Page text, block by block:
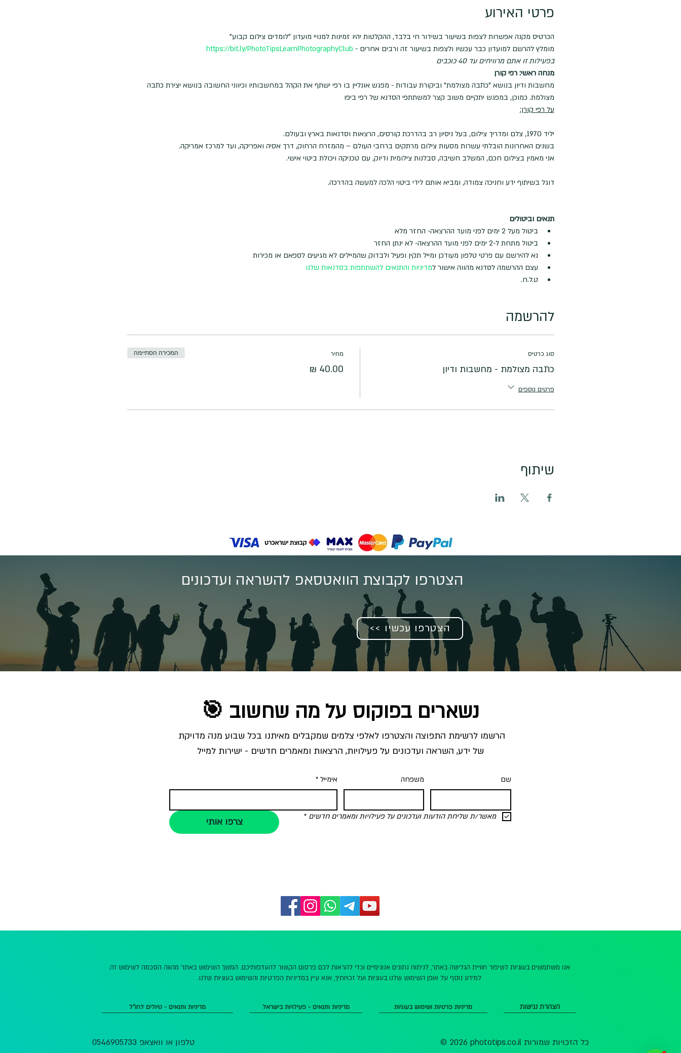
פרטי האירוע
הכרטיס מקנה אפשרות לצפות בשיעור בשידור חי בלבד, ההקלטות יהיו זמינות למנויי מועדון "לומדים צילום קבוע"
מומלץ להרשם למועדון כבר עכשיו ולצפות בשיעור זה ורבים אחרים - https://bit.ly/PhotoTipsLearnPhotographyClub
בפעילות זו אתם מרוויחים עד 40 כוכבים
מנחה ראשי: רפי קורן
מחשבות ודיון בנושא "כתבה מצולמת" וביקורת עבודות - מפגש אונליין בו רפי ישתף את הקהל במחשבותיו וכיווני החשובה בנושא יצירת כתבה
מצולמת. כמוכן, במפגש יתקיים משוב קצר למשתתפי הסדנא של רפי ביפו
על רפי קורן:
יליד 1970, צלם ומדריך צילום, בעל ניסיון רב בהדרכת קורסים, הרצאות וסדנאות בארץ ובעולם.
בשנים האחרונות הובלתי עשרות מסעות צילום מרתקים ברחבי העולם – מהמזרח הרחוק, דרך אסיה ואפריקה, ועד למרכז אמריקה.
אני מאמין בצילום חכם, המשלב חשיבה, סבלנות צילומית ודיוק, עם טכניקה ויכולת ביטוי אישי.
דוגל בשיתוף ידע וחניכה צמודה, ומביא אותם לידי ביטוי הלכה למעשה בהדרכה.
תנאים וביטולים
ביטול מעל 2 ימים לפני מועד ההרצאה- החזר מלא
ביטול מתחת ל-2 ימים לפני מועד ההרצאה- לא ינתן החזר
נא להירשם עם פרטי טלפון מעודכן ומייל תקין ופעיל ולבדוק שהמיילים לא מגיעים לספאם או מכירות
עצם ההרשמה לסדנא מהווה אישור למדיניות והתנאים להשתתפות בסדנאות שלנו
ט.ל.ח.
להרשמה
סוג כרטיס
כתבה מצולמת - מחשבות ודיון
פרטים נוספים
מחיר המכירה הסתיימה
שיתוף
הצטרפו לקבוצת הוואטסאפ להשראה ועדכונים
<< הצטרפו עכשיו
נשארים בפוקוס על מה שחשוב 🎯
של ידע, השראה ועדכונים על פעילויות, הרצאות ומאמרים חדשים - ישירות למייל
שם משפחה אימייל *
מאשר/ת שליחת הודעות ועדכונים על פעילויות ומאמרים חדשים * צרפו אותי
אנו משתמשים בעוגיות לשיפור חוויית הגלישה באתר, לניתוח נתונים אנונימיים וכדי להראות לכם פרסום הקשור להעדפותיכם. המשך השימוש באתר מהווה הסכמה לשימוש זה.
למידע נוסף על אופן השימוש שלנו בעוגיות ועל זכויותיך, אנא עיין במדיניות הפרטיות והשימוש בעוגיות שלנו.
מדיניות ותנאים - טיולים לחו"ל מדיניות ותנאים - פעילויות בישראל מדיניות פרטיות ושימוש בעוגיות הצהרת נגישות
טלפון או וואצאפ 0546905733 © 2026 phototips.co.il כל הזכויות שמורות